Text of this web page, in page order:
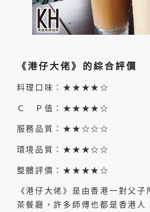
《港仔大佬》的綜合評價
料理口味：★★★★☆
Ｃ Ｐ值：★★★★☆
服務品質：★★☆☆☆
環境品質：★★★☆☆
整體評價：★★★★☆
《港仔大佬》是由香港一對父子
茶餐廳，許多師傅也都是香港人